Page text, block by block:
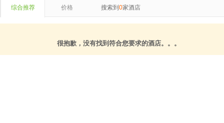
综合推荐 价格 搜索到 0家酒店
很抱歉，没有找到符合您要求的酒店。。。